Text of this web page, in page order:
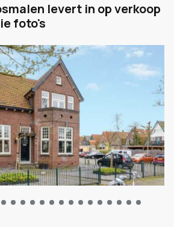
levert in op verkoop
foto's